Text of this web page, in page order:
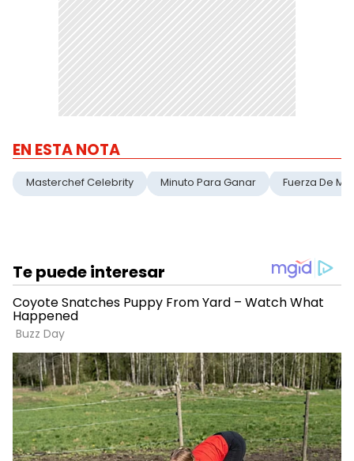
EN ESTA NOTA
Masterchef Celebrity Minuto Para Ganar Fuerza De